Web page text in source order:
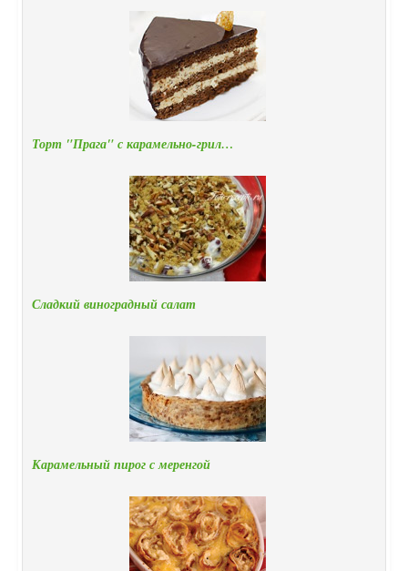
Торт "Прага" с карамельно-грил…
Сладкий виноградный салат
Карамельный пирог с меренгой